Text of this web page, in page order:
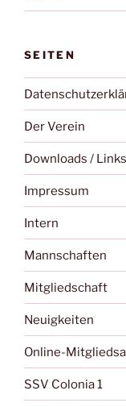
SEITEN
Der Verein
Downloads / Links
Impressum
Intern
Mannschaften
Mitgliedschaft
Neuigkeiten
Online-
SSV Colonia 1